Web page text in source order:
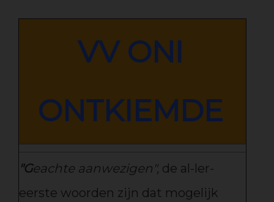
VV ONI
ONTKIEMDE
"Geachte aanwezigen", de al-ler-
eerste woorden zijn dat mogelijk